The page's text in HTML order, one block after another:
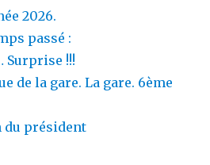
2026.
passé :
Surprise !!!
de la gare. La gare. 6ème
du président